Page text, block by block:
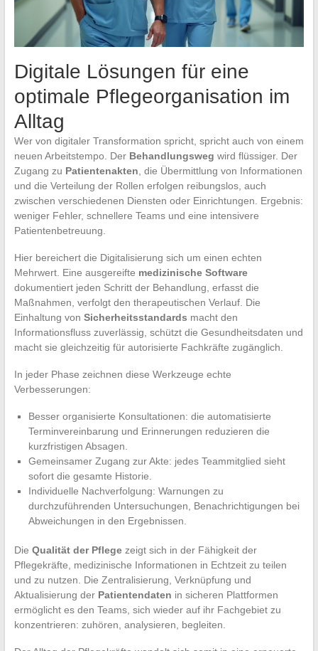
Digitale Lösungen für eine
optimale Pflegeorganisation im
Alltag
Wer von digitaler Transformation spricht, spricht auch von einem
neuen Arbeitstempo. Der Behandlungsweg wird flüssiger. Der
Zugang zu Patientenakten , die Übermittlung von Informationen
und die Verteilung der Rollen erfolgen reibungslos, auch
zwischen verschiedenen Diensten oder Einrichtungen. Ergebnis:
weniger Fehler, schnellere Teams und eine intensivere
Patientenbetreuung.
Hier bereichert die Digitalisierung sich um einen echten
Mehrwert. Eine ausgereifte medizinische Software
dokumentiert jeden Schritt der Behandlung, erfasst die
Maßnahmen, verfolgt den therapeutischen Verlauf. Die
Einhaltung von Sicherheitsstandards macht den
Informationsfluss zuverlässig, schützt die Gesundheitsdaten und
macht sie gleichzeitig für autorisierte Fachkräfte zugänglich.
In jeder Phase zeichnen diese Werkzeuge echte
Verbesserungen:
Besser organisierte Konsultationen: die automatisierte
Terminvereinbarung und Erinnerungen reduzieren die
kurzfristigen Absagen.
Gemeinsamer Zugang zur Akte: jedes Teammitglied sieht
sofort die gesamte Historie.
Individuelle Nachverfolgung: Warnungen zu
durchzuführenden Untersuchungen, Benachrichtigungen bei
Abweichungen in den Ergebnissen.
Die Qualität der Pflegezeigt sich in der Fähigkeit der
Pflegekräfte, medizinische Informationen in Echtzeit zu teilen
und zu nutzen. Die Zentralisierung, Verknüpfung und
Aktualisierung der Patientendaten in sicheren Plattformen
ermöglicht es den Teams, sich wieder auf ihr Fachgebiet zu
konzentrieren: zuhören, analysieren, begleiten.